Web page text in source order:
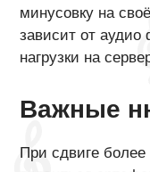
минусовку на
зависит от
нагрузки на
Важные
При сдвиге более